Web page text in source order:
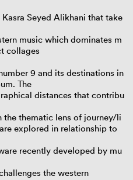
Kasra Seyed Alikhani that take
music which dominates m
collages
9 and its destinations in
The
distances that contribu
the thematic lens of journey/li
are explored in relationship to
recently developed by mu
the western